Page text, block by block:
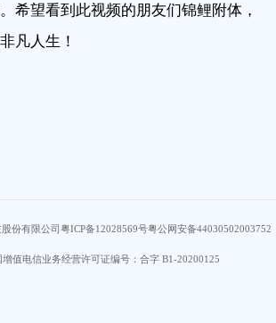
希望看到此视频的朋友们锦鲤附体，
凡人生！
份有限公司粤ICP备12028569号粤公网安备44030502003752
值电信业务经营许可证编号：合字 B1-20200125